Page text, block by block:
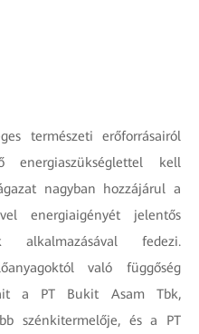
természeti erőforrásairól
energiaszükséglettel kell
nagyban hozzájárul a
energiaigényét jelentős
alkalmazásával fedezi.
való függőség
a PT Bukit Asam Tbk,
szénkitermelője, és a PT